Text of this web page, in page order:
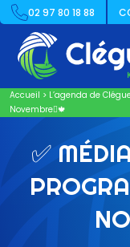
02 97 80 18 88
Accueil > L’agenda de
Novembre🪾🍁
✅​